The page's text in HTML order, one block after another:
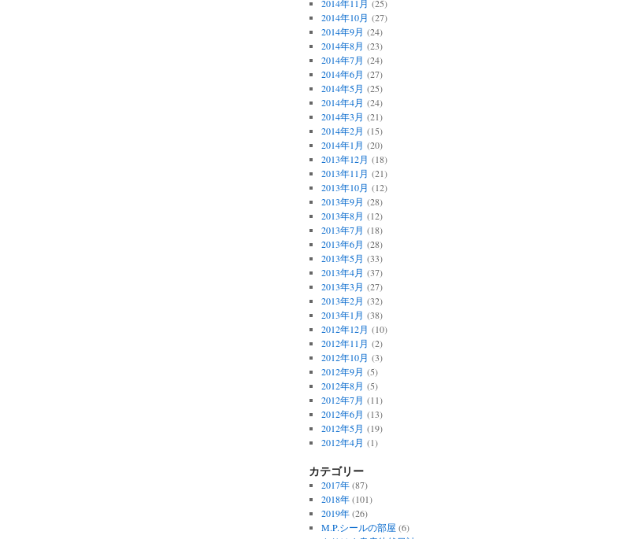
2014年11月 (25)
2014年10月 (27)
2014年9月 (24)
2014年8月 (23)
2014年7月 (24)
2014年6月 (27)
2014年5月 (25)
2014年4月 (24)
2014年3月 (21)
2014年2月 (15)
2014年1月 (20)
2013年12月 (18)
2013年11月 (21)
2013年10月 (12)
2013年9月 (28)
2013年8月 (12)
2013年7月 (18)
2013年6月 (28)
2013年5月 (33)
2013年4月 (37)
2013年3月 (27)
2013年2月 (32)
2013年1月 (38)
2012年12月 (10)
2012年11月 (2)
2012年10月 (3)
2012年9月 (5)
2012年8月 (5)
2012年7月 (11)
2012年6月 (13)
2012年5月 (19)
2012年4月 (1)
カテゴリー
2017年(87)
2018年(101)
2019年(26)
M.P.シールの部屋 (6)